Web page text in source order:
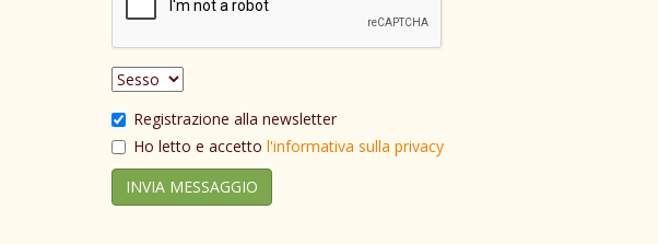
Registrazione alla newsletter
Ho letto e accetto l'informativa sulla privacy